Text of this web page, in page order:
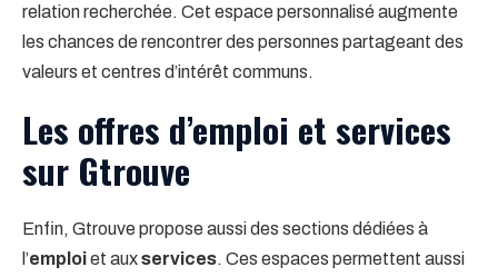
relation recherchée. Cet espace personnalisé augmente
les chances de rencontrer des personnes partageant des
valeurs et centres d’intérêt communs.
Les offres d’emploi et services
sur Gtrouve
Enfin, Gtrouve propose aussi des sections dédiées à
l’emploiet auxservices. Ces espaces permettent aussi